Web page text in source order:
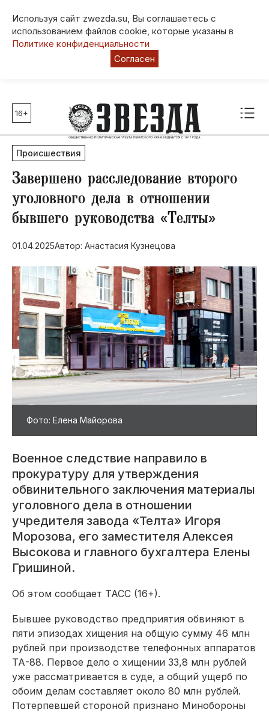
Используя сайт zwezda.su, Вы соглашаетесь с
использованием файлов cookie, которые указаны в
Политике конфиденциальности
Согласен
Главные темы
80 лет Победы
Молодежная столица РФ
СВО
Социальная поддержка
Инфраструктура
Благоустройство
16+
Происшествия
Завершено расследование второго
уголовного дела в отношении
бывшего руководства «Телты»
01.04.2025Автор: Анастасия Кузнецова
Фото: Елена Майорова
Военное следствие направило в
прокуратуру для утверждения
обвинительного заключения материалы
уголовного дела в отношении
учредителя завода «Телта» Игоря
Морозова, его заместителя Алексея
Высокова и главного бухгалтера Елены
Гришиной.
Об этом сообщает ТАСС (16+).
Бывшее руководство предприятия обвиняют в
пяти эпизодах хищения на общую сумму 46 млн
рублей при производстве телефонных аппаратов
ТА-88. Первое дело о хищении 33,8 млн рублей
уже рассматривается в суде, а общий ущерб по
обоим делам составляет около 80 млн рублей.
Потерпевшей стороной признано Минобороны